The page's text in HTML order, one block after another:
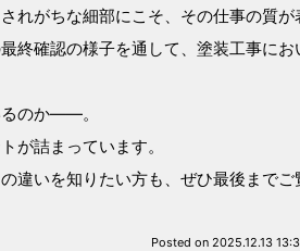
れがちな細部にこそ、その仕事の質が
終確認の様子を通して、塗装工事に
のか――。
が詰まっています。
違いを知りたい方も、ぜひ最後までご
Posted on 2025.12.13